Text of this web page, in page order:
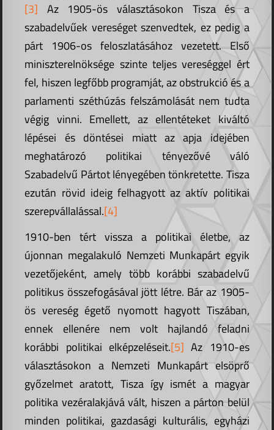
[3] Az 1905-ös választásokon Tisza és a
szabadelvűek vereséget szenvedtek, ez pedig a
párt 1906-os feloszlatásához vezetett. Első
miniszterelnöksége szinte teljes vereséggel ért
fel, hiszen legfőbb programját, az obstrukció és a
parlamenti széthúzás felszámolását nem tudta
végig vinni. Emellett, az ellentéteket kiváltó
lépései és döntései miatt az apja idejében
meghatározó politikai tényezővé váló
Szabadelvű Pártot lényegében tönkretette. Tisza
ezután rövid ideig felhagyott az aktív politikai
szerepvállalással.[4]
1910-ben tért vissza a politikai életbe, az
újonnan megalakuló Nemzeti Munkapárt egyik
vezetőjeként, amely több korábbi szabadelvű
politikus összefogásával jött létre. Bár az 1905-
ös vereség égető nyomott hagyott Tiszában,
ennek ellenére nem volt hajlandó feladni
korábbi politikai elképzeléseit.[5] Az 1910-es
választásokon a Nemzeti Munkapárt elsöprő
győzelmet aratott, Tisza így ismét a magyar
politika vezéralakjává vált, hiszen a párton belül
minden politikai, gazdasági kulturális, egyházi